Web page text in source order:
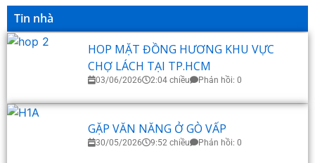
Tin nhà
HOP MẶT ĐỒNG HƯƠNG KHU VỰC
CHỢ LÁCH TẠI TP.HCM
03/06/2026 2:04 chiều Phản hồi: 0
GẶP VĂN NĂNG Ở GÒ VẤP
30/05/2026 9:52 chiều Phản hồi: 0